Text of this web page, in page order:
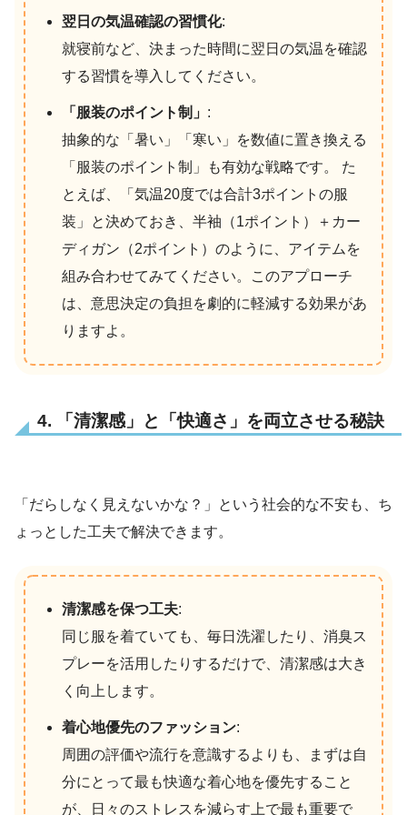
翌日の気温確認の習慣化:
就寝前など、決まった時間に翌日の気温を確認
する習慣を導入してください。
「服装のポイント制」 :
抽象的な「暑い」「寒い」を数値に置き換える
「服装のポイント制」も有効な戦略です。 た
とえば、「気温20度では合計3ポイントの服
装」と決めておき、半袖（1ポイント）＋カー
ディガン（2ポイント）のように、アイテムを
組み合わせてみてください。このアプローチ
は、意思決定の負担を劇的に軽減する効果があ
りますよ。
4. 「清潔感」と「快適さ」を両立させる秘訣
「だらしなく見えないかな？」という社会的な不安も、ち
ょっとした工夫で解決できます。
清潔感を保つ工夫:
同じ服を着ていても、毎日洗濯したり、消臭ス
プレーを活用したりするだけで、清潔感は大き
く向上します。
着心地優先のファッション:
周囲の評価や流行を意識するよりも、まずは自
分にとって最も快適な着心地を優先すること
が、日々のストレスを減らす上で最も重要で